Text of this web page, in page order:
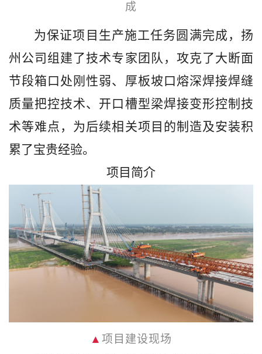
成
为保证项目生产施工任务圆满完成，扬
州公司组建了技术专家团队，攻克了大断面
节段箱口处刚性弱、厚板坡口熔深焊接焊缝
质量把控技术、开口槽型梁焊接变形控制技
术等难点，为后续相关项目的制造及安装积
累了宝贵经验。
项目简介
▲ 项目建设现场